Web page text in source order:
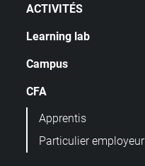
ACTIVITÉS
Learning lab
Campus
CFA
Apprentis
Particulier employeur